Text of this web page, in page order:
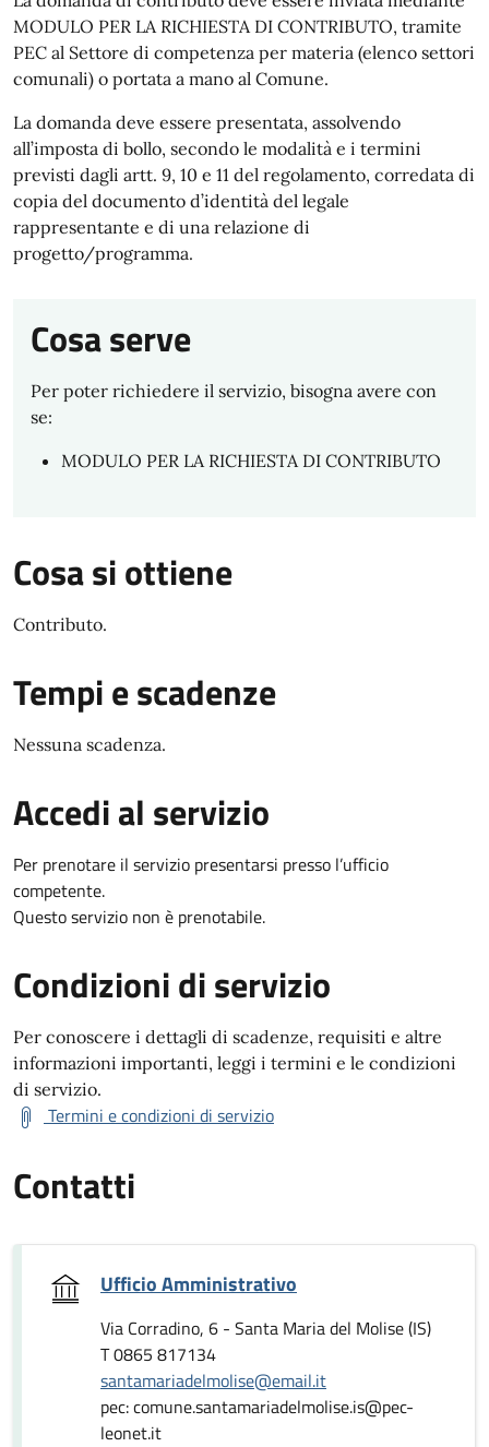
MODULO PER LA RICHIESTA DI CONTRIBUTO, tramite
PEC al Settore di competenza per materia (elenco settori
comunali) o portata a mano al Comune.
La domanda deve essere presentata, assolvendo
all’imposta di bollo, secondo le modalità e i termini
previsti dagli artt. 9, 10 e 11 del regolamento, corredata di
copia del documento d’identità del legale
rappresentante e di una relazione di
progetto/programma.
Cosa serve
Per poter richiedere il servizio, bisogna avere con
se:
MODULO PER LA RICHIESTA DI CONTRIBUTO
Cosa si ottiene
Contributo.
Tempi e scadenze
Nessuna scadenza.
Accedi al servizio
Per prenotare il servizio presentarsi presso l’ufficio
competente.
Questo servizio non è prenotabile.
Condizioni di servizio
Per conoscere i dettagli di scadenze, requisiti e altre
informazioni importanti, leggi i termini e le condizioni
di servizio.
Termini e condizioni di servizio
Contatti
Ufficio Amministrativo
Via Corradino, 6 - Santa Maria del Molise (IS)
T 0865 817134
santamariadelmolise@email.it
pec: comune.santamariadelmolise.is@pec-
leonet.it